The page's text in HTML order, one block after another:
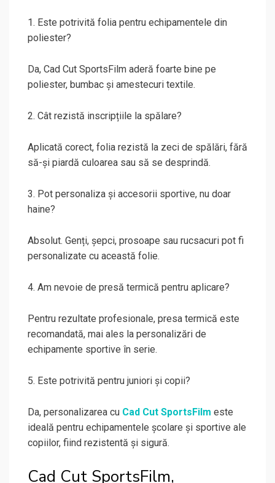
1. Este potrivită folia pentru echipamentele din
poliester?
Da, Cad Cut SportsFilm aderă foarte bine pe
poliester, bumbac și amestecuri textile.
2. Cât rezistă inscripțiile la spălare?
Aplicată corect, folia rezistă la zeci de spălări, fără
să-și piardă culoarea sau să se desprindă.
3. Pot personaliza și accesorii sportive, nu doar
haine?
Absolut. Genți, șepci, prosoape sau rucsacuri pot fi
personalizate cu această folie.
4. Am nevoie de presă termică pentru aplicare?
Pentru rezultate profesionale, presa termică este
recomandată, mai ales la personalizări de
echipamente sportive în serie.
5. Este potrivită pentru juniori și copii?
Da, personalizarea cu Cad Cut SportsFilm este
ideală pentru echipamentele școlare și sportive ale
copiilor, fiind rezistentă și sigură.
Cad Cut SportsFilm,